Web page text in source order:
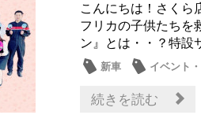
こんにちは！さくら
フリカの子供たち
ン』とは・・？特設
新車 イベント
続きを読む